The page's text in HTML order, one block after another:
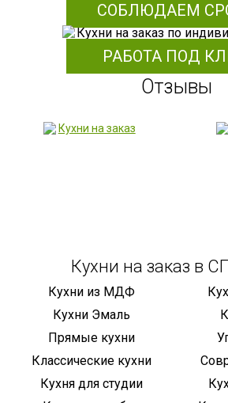
СОБЛЮДАЕМ
РАБОТА ПОД
Отзывы
Кухни на заказ в
Кухни из МДФ
Кухни Эмаль
Прямые кухни
Классические кухни
Кухня для студии